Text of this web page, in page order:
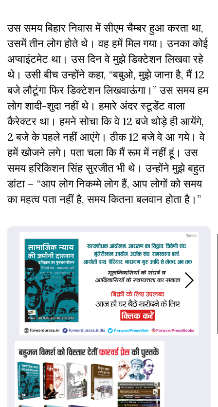
उस समय बिहार निवास में सीएम चैम्बर हुआ करता था,
उसमें तीन लोग होते थे। वह हमें मिल गया। उनका कोई
अप्वाइंटमेट था। उस दिन वे मुझे डिक्टेशन लिखवा रहे
थे। उसी बीच उन्होंने कहा, “बबुओ, मुझे जाना है, मैं 12
बजे लौटूंगा फिर डिक्टेशन लिखवाऊंगा।” उस समय हम
लोग शादी-शुदा नहीं थे। हमारे अंदर स्टूडेंट वाला
कैरेक्टर था। हमने सोचा कि वे 12 बजे थोड़े ही आयेंगे,
2 बजे के पहले नहीं आएंगे। ठीक 12 बजे वे आ गये। वे
हमें खोजने लगे। पता चला कि मैं रूम में नहीं हूं। उस
समय हरिकिशन सिंह सुरजीत भी थे। उन्होंने मुझे बहुत
डांटा – “आप लोग निकम्मे लोग हैं, आप लोगों को समय
का महत्व पता नहीं है, समय कितना बलवान होता है।”